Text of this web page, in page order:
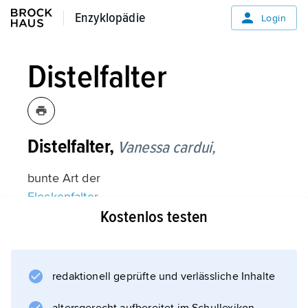
Enzyklopädie
Enzyklopädie Login
Distelfalter
Distelfalter, Vanessa cardui,
bunte Art der
Fleckenfalter
(etwa 5 cm Spannweite); fliegt als
Mitteleuropa ein; die Nachkommen fliegen im
Kostenlos testen
redaktionell geprüfte und verlässliche Inhalte